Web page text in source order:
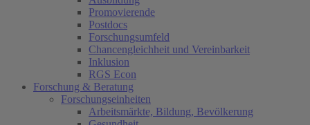
Promovierende
Postdocs
Forschungsumfeld
Chancengleichheit und Vereinbarkeit
Inklusion
RGS Econ
Forschung & Beratung
Forschungseinheiten
Arbeitsmärkte, Bildung, Bevölkerung